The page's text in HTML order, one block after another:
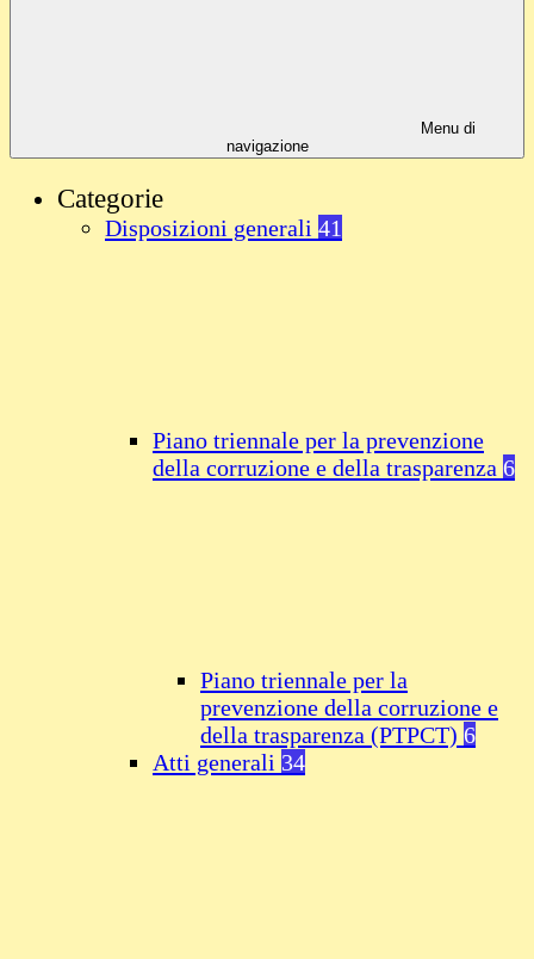
Menu di
navigazione
Categorie
Disposizioni generali 41
Piano triennale per la prevenzione
della corruzione e della trasparenza 6
Piano triennale per la
prevenzione della corruzione e
della trasparenza (PTPCT) 6
Atti generali 34